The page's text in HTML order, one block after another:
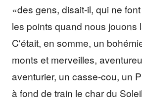
«des gens, disait-il, qui ne
les points quand nous jouons
C'était, en somme, un
monts et merveilles,
aventurier, un casse-cou, un
à fond de train le char du